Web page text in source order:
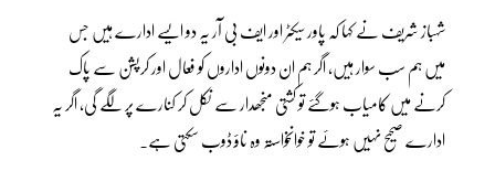
شہباز شریف نے کہا کہ پاور سیکٹر اور ایف بی آر یہ دو ایسے ادارے ہیں جس
میں ہم سب سوار ہیں، اگر ہم ان دونوں اداروں کو فعال اور کرپشن سے پاک
کرنے میں کامیاب ہوگئے تو کشتی منجھدار سے نکل کر کنارے پر لگے گی، اگر یہ
ادارے صحیح نہیں ہوئے تو خوانخواستہ وہ ناؤ ڈوب سکتی ہے۔